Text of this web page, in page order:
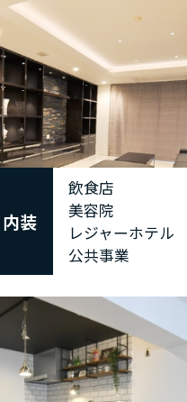
装
飲食店
美容院
レジャーホテル
公共事業